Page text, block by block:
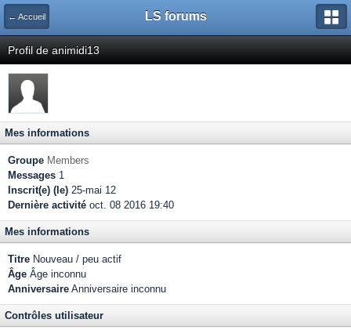
← Accueil LS forums
Profil de animidi13
Mes informations
Groupe Members
Messages 1
Inscrit(e) (le) 25-mai 12
Dernière activité oct. 08 2016 19:40
Mes informations
Titre Nouveau / peu actif
Âge Âge inconnu
Anniversaire Anniversaire inconnu
Contrôles utilisateur